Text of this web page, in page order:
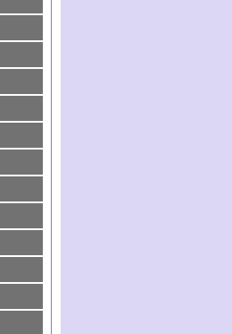
媒
触媒の
細孔構
だわる
から
層状化
反応と
用
探索か
的構
作用
30周年
触媒
ン
用
る簡単
用の
作用の